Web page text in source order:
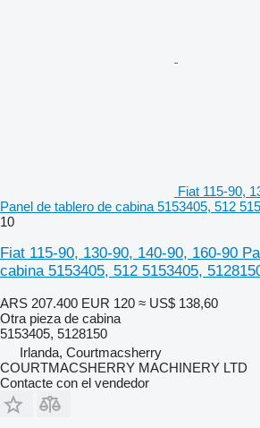
Fiat 115-90,
Panel de tablero de cabina 5153405, 512
10
Fiat 115-90, 130-90, 140-90, 160-90
cabina 5153405, 512 5153405,
ARS 207.400 EUR 120 ≈ US$ 138,60
Otra pieza de cabina
5153405, 5128150
Irlanda, Courtmacsherry
COURTMACSHERRY MACHINERY LTD
Contacte con el vendedor